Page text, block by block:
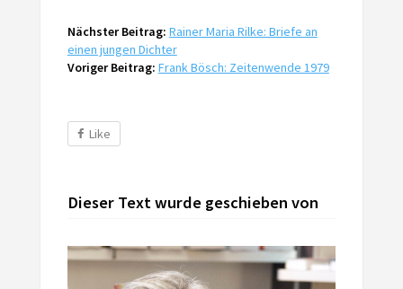
Nächster Beitrag: Rainer Maria Rilke: Briefe an
einen jungen Dichter
Voriger Beitrag: Frank Bösch: Zeitenwende 1979
Like
Dieser Text wurde geschieben von